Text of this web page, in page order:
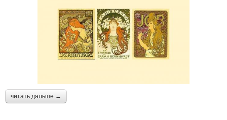
читать дальше →